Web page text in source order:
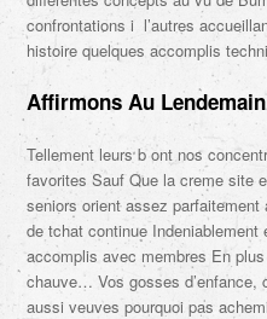
confrontations i l’autres
histoire quelques accomplis
Affirmons Au Lendemain
Tellement leurs b ont nos
favorites Sauf Que la creme site
seniors orient assez
de tchat continue Indeniablement
accomplis avec membres En
chauve… Vos gosses d’enfance,
aussi veuves pourquoi pas